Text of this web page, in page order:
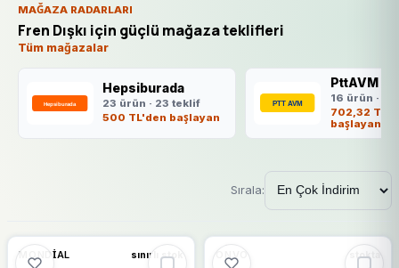
MAĞAZA RADARLARI
Fren Dışkı için güçlü mağaza teklifleri
Tüm mağazalar
Hepsiburada
23 ürün · 23 teklif
500 TL'den başlayan
PttAVM
16 ürün ·
702,32
başlayan
Sırala:
%48 %48 DÜŞTÜ
MONDIAL sınırlı stok %37 %37 DÜŞTÜ
ONVO stokta